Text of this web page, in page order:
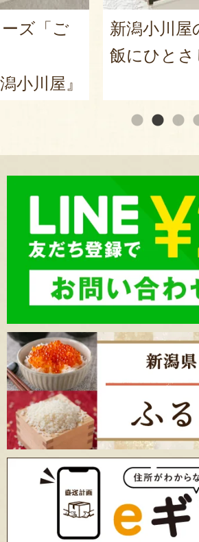
ズ「ご
小川屋』
ヤスダヨ